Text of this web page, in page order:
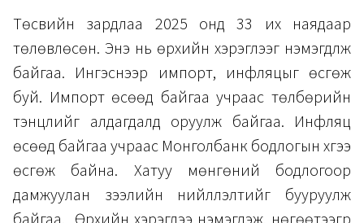
Төсвийн зардлаа 2025 онд 33 их наядаар
төлөвлөсөн. Энэ нь өрхийн хэрэглээг нэмэгдүүлж
байгаа. Ингэснээр импорт, инфляцыг өсгөж
буй. Импорт өсөөд байгаа учраас төлбөрийн
тэнцлийг алдагдалд оруулж байгаа. Инфляц
өсөөд байгаа учраас Монголбанк бодлогын хүүгээ
өсгөж байна. Хатуу мөнгөний бодлогоор
дамжуулан зээлийн нийлүүлэлтийг бууруулж